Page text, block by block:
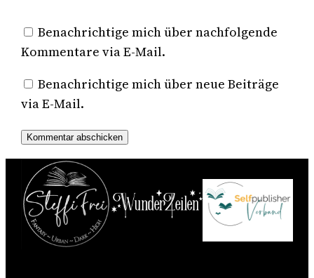
Benachrichtige mich über nachfolgende
Kommentare via E-Mail.
Benachrichtige mich über neue Beiträge
via E-Mail.